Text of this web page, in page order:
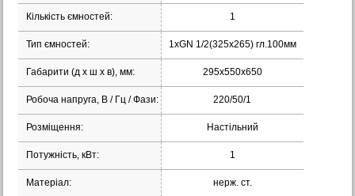
Кількість ємностей: 1
Тип ємностей: 1хGN 1/2(325х265) гл.100мм
Габарити (д х ш х в), мм: 295x550x650
Робоча напруга, В / Гц / Фази: 220/50/1
Розміщення: Настільний
Потужність, кВт: 1
Матеріал: нерж. ст.